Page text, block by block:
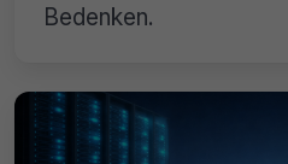
Bedenken.